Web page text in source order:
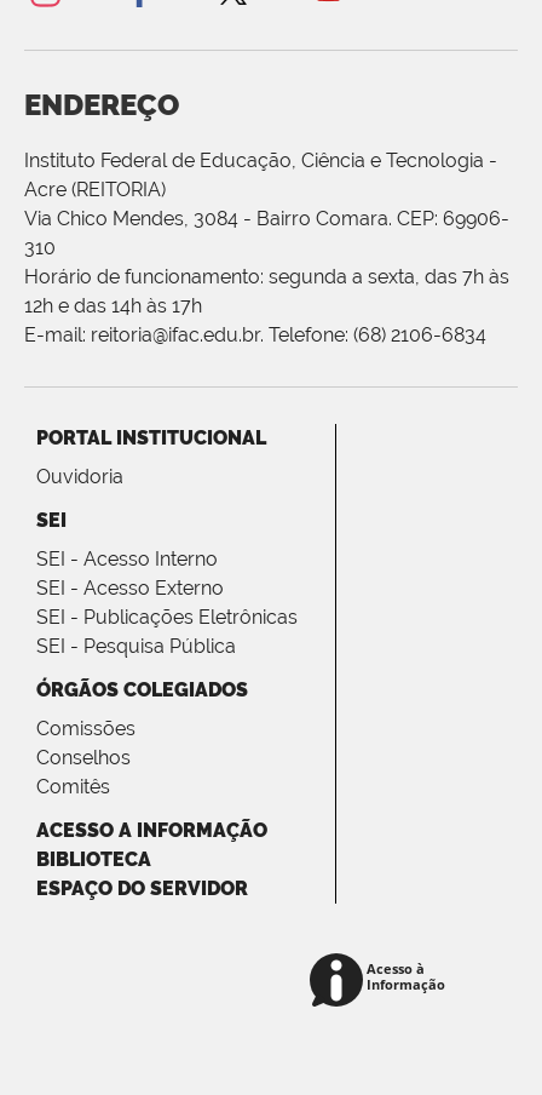
ENDEREÇO
Instituto Federal de Educação, Ciência e Tecnologia -
Acre (REITORIA)
Via Chico Mendes, 3084 - Bairro Comara. CEP: 69906-
310
Horário de funcionamento: segunda a sexta, das 7h às
12h e das 14h às 17h
E-mail: reitoria@ifac.edu.br. Telefone: (68) 2106-6834
PORTAL INSTITUCIONAL
Ouvidoria
SEI
SEI - Acesso Interno
SEI - Acesso Externo
SEI - Publicações Eletrônicas
SEI - Pesquisa Pública
ÓRGÃOS COLEGIADOS
Comissões
Conselhos
Comitês
ACESSO A INFORMAÇÃO
BIBLIOTECA
ESPAÇO DO SERVIDOR